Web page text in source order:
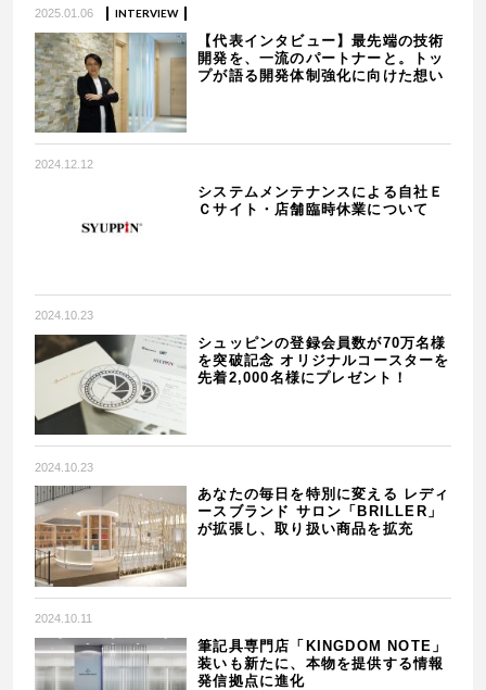
2025.01.06 INTERVIEW
【代表インタビュー】最先端の技術
開発を、一流のパートナーと。トッ
プが語る開発体制強化に向けた想い
2024.12.12
システムメンテナンスによる自社Ｅ
Ｃサイト・店舗臨時休業について
2024.10.23
シュッピンの登録会員数が70万名様
を突破記念 オリジナルコースターを
先着2,000名様にプレゼント！
2024.10.23
あなたの毎日を特別に変える レディ
ースブランド サロン「BRILLER」
が拡張し、取り扱い商品を拡充
2024.10.11
筆記具専門店「KINGDOM NOTE」
装いも新たに、本物を提供する情報
発信拠点に進化